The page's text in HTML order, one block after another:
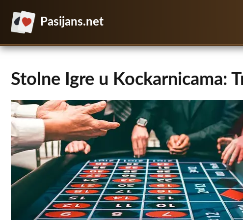
Pasijans.net
Stolne Igre u Kockarnicama: